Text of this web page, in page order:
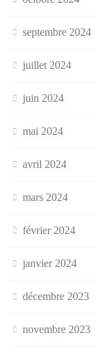
septembre 2024
juillet 2024
juin 2024
mai 2024
avril 2024
mars 2024
février 2024
janvier 2024
décembre 2023
novembre 2023